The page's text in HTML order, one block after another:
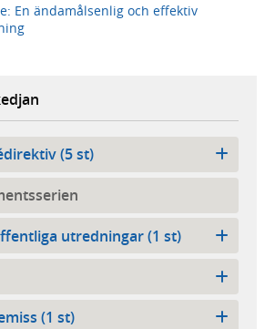
En ändamålsenlig och effektiv
(5 st)
utredningar (1 st)
(1 st)